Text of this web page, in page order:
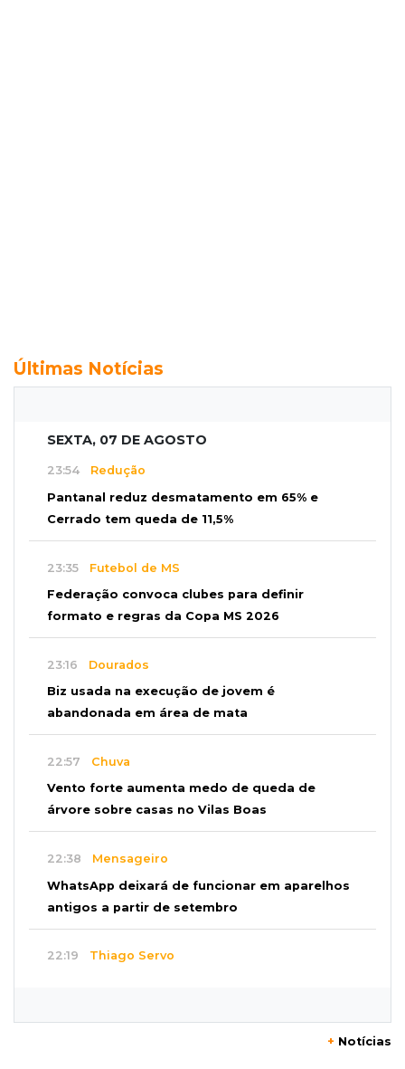
Últimas Notícias
SEXTA, 07 DE AGOSTO
23:54 Redução
Pantanal reduz desmatamento em 65% e
Cerrado tem queda de 11,5%
23:35 Futebol de MS
Federação convoca clubes para definir
formato e regras da Copa MS 2026
23:16 Dourados
Biz usada na execução de jovem é
abandonada em área de mata
22:57 Chuva
Vento forte aumenta medo de queda de
árvore sobre casas no Vilas Boas
22:38 Mensageiro
WhatsApp deixará de funcionar em aparelhos
antigos a partir de setembro
22:19 Thiago Servo
+ Notícias